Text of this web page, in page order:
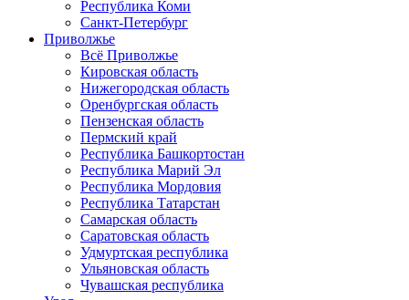
Республика Коми
Санкт-Петербург
Приволжье
Всё Приволжье
Кировская область
Нижегородская область
Оренбургская область
Пензенская область
Пермский край
Республика Башкортостан
Республика Марий Эл
Республика Мордовия
Республика Татарстан
Самарская область
Саратовская область
Удмуртская республика
Ульяновская область
Чувашская республика